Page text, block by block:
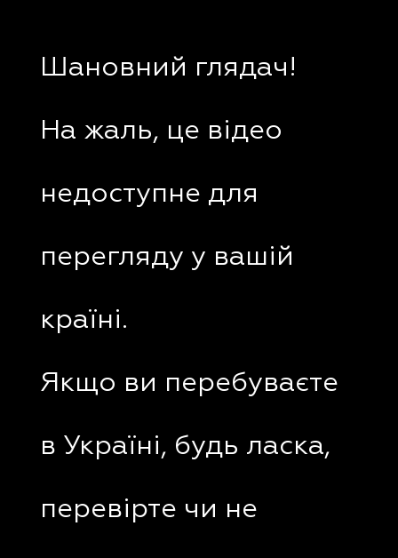
Шановний глядач!
На жаль, це відео
недоступне для
перегляду у вашій
країні.
Якщо ви перебуваєте
в Україні, будь ласка,
перевірте чи не